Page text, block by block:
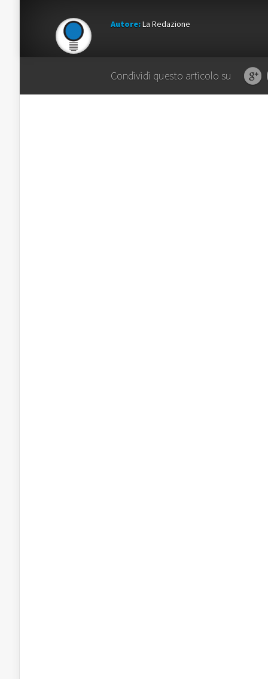
Autore:La Redazione
Condividi questo articolo su